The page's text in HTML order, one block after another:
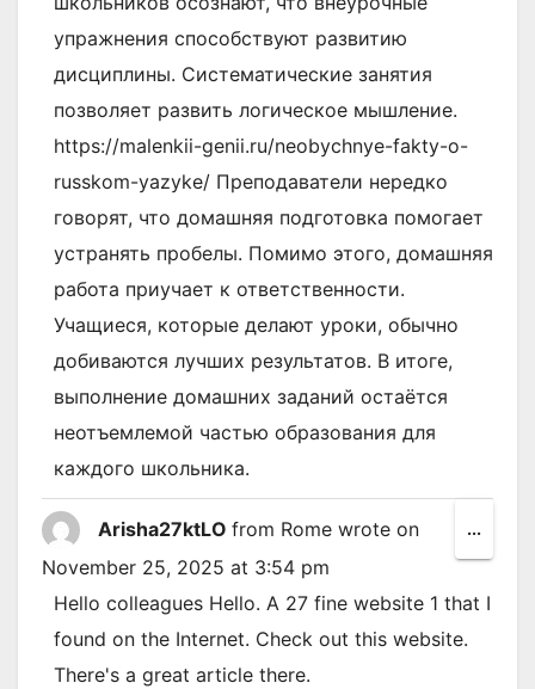
упражнения способствуют развитию
дисциплины. Систематические занятия
позволяет развить логическое мышление.
https://malenkii-genii.ru/neobychnye-fakty-o-
russkom-yazyke/ Преподаватели нередко
говорят, что домашняя подготовка помогает
устранять пробелы. Помимо этого, домашняя
работа приучает к ответственности.
Учащиеся, которые делают уроки, обычно
добиваются лучших результатов. В итоге,
выполнение домашних заданий остаётся
неотъемлемой частью образования для
каждого школьника.
Arisha27ktLO from Rome wrote on
November 25, 2025 at 3:54 pm
Hello colleagues Hello. A 27 fine website 1 that I
found on the Internet. Check out this website.
There's a great article there.
...
this